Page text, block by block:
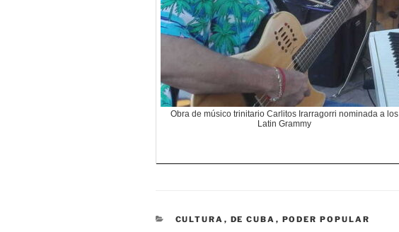
Obra de músico trinitario Carlitos Irarragorri nominada a los
Latin Grammy
CATEGORÍAS
CULTURA , DE CUBA , PODER POPULAR